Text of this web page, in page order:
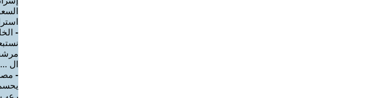
-
ال ...
-
رعب